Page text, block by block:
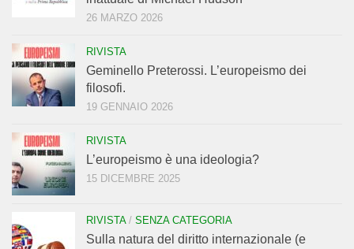
26 MARZO 2026
RIVISTA
Geminello Preterossi. L’europeismo dei
filosofi.
19 GENNAIO 2026
RIVISTA
L’europeismo è una ideologia?
15 DICEMBRE 2025
RIVISTA/ SENZA CATEGORIA
Sulla natura del diritto internazionale (e